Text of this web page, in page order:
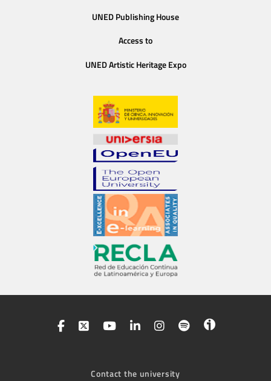
UNED Publishing House
Access to
UNED Artistic Heritage Expo
Contact the university